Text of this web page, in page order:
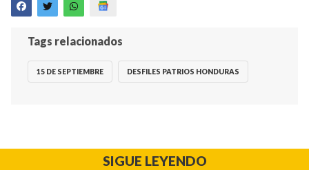
Tags relacionados
15 DE SEPTIEMBRE DESFILES PATRIOS HONDURAS
SIGUE LEYENDO